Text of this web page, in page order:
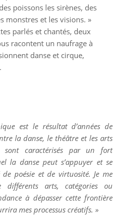
poissons les sirènes, des
monstres et les visions. »
parlés et chantés, deux
racontent un naufrage à
danse et cirque,
est le résultat d’années de
la danse, le théâtre et les arts
sont caractérisés par un fort
la danse peut s’appuyer et se
poésie et de virtuosité. Je me
arts, catégories ou
à dépasser cette frontière
mes processus créatifs. »